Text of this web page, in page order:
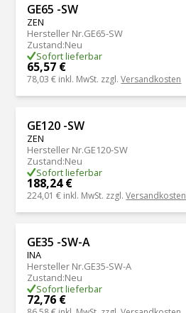
GE65 -SW
ZEN
Hersteller Nr.GE65-SW
Zustand:Neu
Sofort lieferbar
65,57 €
78,03 € inkl. MwSt. zzgl.Versandkosten
GE120 -SW
ZEN
Hersteller Nr.GE120-SW
Zustand:Neu
Sofort lieferbar
188,24 €
224,01 € inkl. MwSt. zzgl.Versandkosten
GE35 -SW-A
INA
Hersteller Nr.GE35-SW-A
Zustand:Neu
Sofort lieferbar
72,76 €